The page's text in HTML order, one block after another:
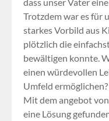
Trotzdem war es für
starkes Vorbild aus
plötzlich die
bewältigen konnte.
einen würdevollen
Umfeld
Mit dem angebot
eine Lösung